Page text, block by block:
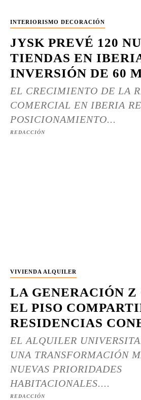
INTERIORISMO DECORACIÓN
JYSK PREVÉ 120
TIENDAS EN
INVERSIÓN DE 60
EL CRECIMIENTO DE LA
COMERCIAL EN IBERIA
POSICIONAMIENTO...
REDACCIÓN
VIVIENDA ALQUILER
LA GENERACIÓN
EL PISO
RESIDENCIAS
EL ALQUILER
UNA TRANSFORMACIÓN
NUEVAS PRIORIDADES
HABITACIONALES....
REDACCIÓN